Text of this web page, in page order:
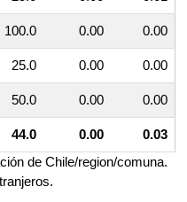
100.0 0.00 0.00
25.0 0.00 0.00
50.0 0.00 0.00
44.0 0.00
0.03
de Chile/region/comuna.